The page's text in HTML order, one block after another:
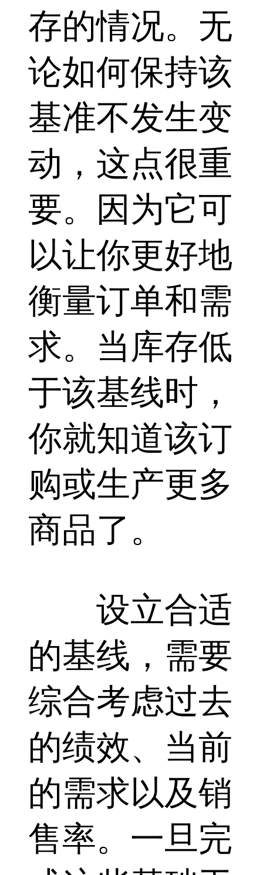
存的情况。无
论如何保持该
基准不发生变
动，这点很重
要。因为它可
以让你更好地
衡量订单和需
求。当库存低
于该基线时，
你就知道该订
购或生产更多
商品了。
设立合适
的基线，需要
综合考虑过去
的绩效、当前
的需求以及销
售率。一旦完